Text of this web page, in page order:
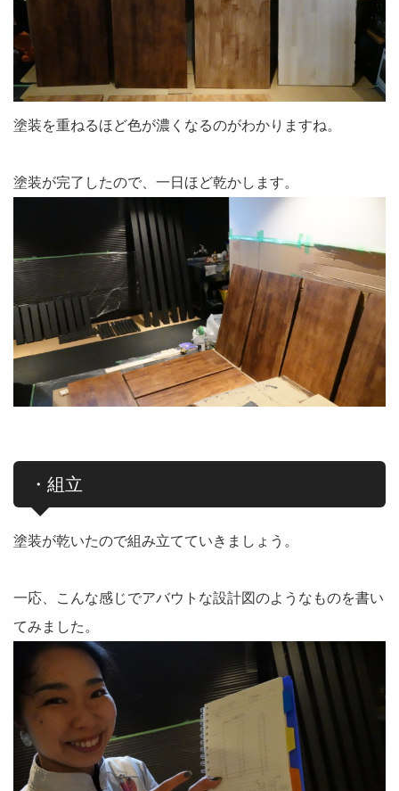
塗装を重ねるほど色が濃くなるのがわかりますね。
塗装が完了したので、一日ほど乾かします。
・組立
塗装が乾いたので組み立てていきましょう。
一応、こんな感じでアバウトな設計図のようなものを書い
てみました。